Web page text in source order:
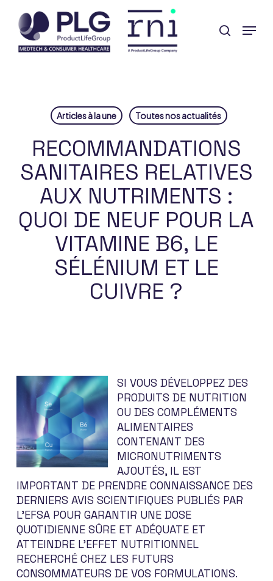
search
Menu
Articles à la une Toutes nos actualités
RECOMMANDATIONS
SANITAIRES RELATIVES
AUX NUTRIMENTS :
QUOI DE NEUF POUR LA
VITAMINE B6, LE
SÉLÉNIUM ET LE
CUIVRE ?
SI VOUS DÉVELOPPEZ DES
PRODUITS DE NUTRITION
OU DES COMPLÉMENTS
ALIMENTAIRES
CONTENANT DES
MICRONUTRIMENTS
AJOUTÉS, IL EST
IMPORTANT DE PRENDRE CONNAISSANCE DES
DERNIERS AVIS SCIENTIFIQUES PUBLIÉS PAR
L’EFSA POUR GARANTIR UNE DOSE
QUOTIDIENNE SÛRE ET ADÉQUATE ET
ATTEINDRE L’EFFET NUTRITIONNEL
RECHERCHÉ CHEZ LES FUTURS
CONSOMMATEURS DE VOS FORMULATIONS.
Close